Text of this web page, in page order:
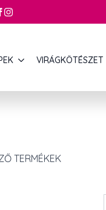
VIRÁGKÖTÉSZET
TERMÉKEK